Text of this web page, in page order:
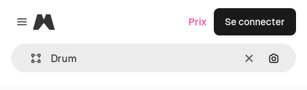
Close menu
Magnific
Effacer
Prix Se connecter